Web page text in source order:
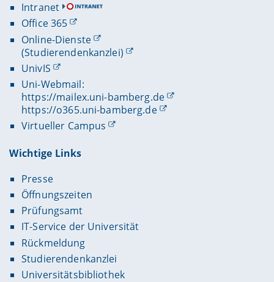
Intranet
Office 365
Online-Dienste
(Studierendenkanzlei)
UnivIS
Uni-Webmail:
https://mailex.uni-bamberg.de
https://o365.uni-bamberg.de
Virtueller Campus
Wichtige Links
Presse
Öffnungszeiten
Prüfungsamt
IT-Service der Universität
Rückmeldung
Studierendenkanzlei
Universitätsbibliothek